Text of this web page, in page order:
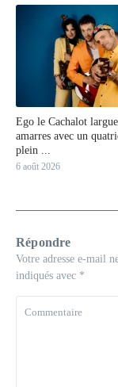
Ego le Cachalot
amarres avec un
plein ...
6 août 2026
Répondre
Votre adresse e-mail
indiqués avec *